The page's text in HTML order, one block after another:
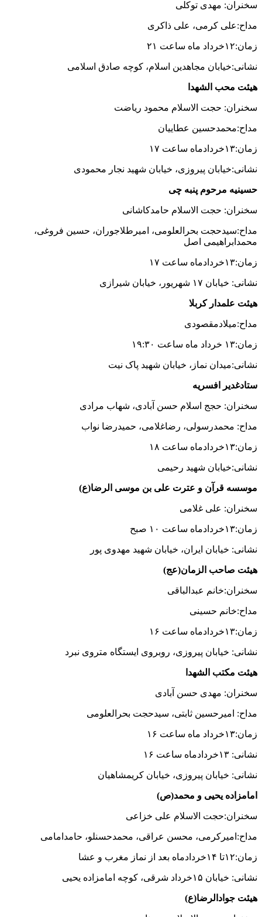
سخنران: مهدی توکلی
مداح:علی کرمی، علی ذاکری
زمان:۱۲خرداد ماه ساعت ۲۱
نشانی:خیابان مجاهدین اسلام، کوچه صادق اسلامی
هیئت محب الشهدا
سخنران: حجت الاسلام محمود ریاضت
مداح:محمدحسین عطاییان
زمان:۱۳خردادماه ساعت ۱۷
نشانی:خیابان پیروزی، خیابان شهید نجار محمودی
حسینیه مرحوم پنبه چی
سخنران: حجت الاسلام حامدکاشانی
مداح:سیدحجت بحرالعلومی، امیرطلاجوران، حسین فروغی،
محمدابراهیمی اصل
زمان:۱۳خردادماه ساعت ۱۷
نشانی: خیابان ۱۷ شهریور، خیابان شیرازی
هیئت علمدار کربلا
مداح:میلادمقصودی
زمان:۱۳ خرداد ماه ساعت ۱۹:۳۰
نشانی:میدان نماز، خیابان شهید پاک نیت
ستادغدیر افسریه
سخنران: حجج اسلام حسن آبادی، شهاب مرادی
مداح: محمدرسولی، رضاغلامی، حمیدرضا نواب
زمان:۱۳خردادماه ساعت ۱۸
نشانی:خیابان شهید رحیمی
موسسه قرآن و عترت علی بن موسی الرضا(ع)
سخنران: علی غلامی
زمان:۱۳خردادماه ساعت ۱۰ صبح
نشانی: خیابان ایران، خیابان شهید مهدوی پور
هیئت صاحب الزمان(عج)
سخنران:خانم عبدالباقی
مداح:خانم حسینی
زمان:۱۳خردادماه ساعت ۱۶
نشانی: خیابان پیروزی، روبروی ایستگاه متروی نبرد
هیئت مکتب الشهدا
سخنران: مهدی حسن آبادی
مداح: امیرحسین ثابتی، سیدحجت بحرالعلومی
زمان:۱۳خرداد ماه ساعت ۱۶
نشانی: ۱۳خردادماه ساعت ۱۶
نشانی: خیابان پیروزی، خیابان کریمشاهیان
امامزاده یحیی و محمد(ص)
سخنران:حجت الاسلام علی خزاعی
مداح:امیرکرمی، محسن عراقی، محمدحسنلو، حامدامامی
زمان:۱۲تا ۱۴خردادماه بعد از نماز مغرب و عشا
نشانی: خیابان ۱۵خرداد شرقی، کوچه امامزاده یحیی
هیئت جوادالرضا(ع)